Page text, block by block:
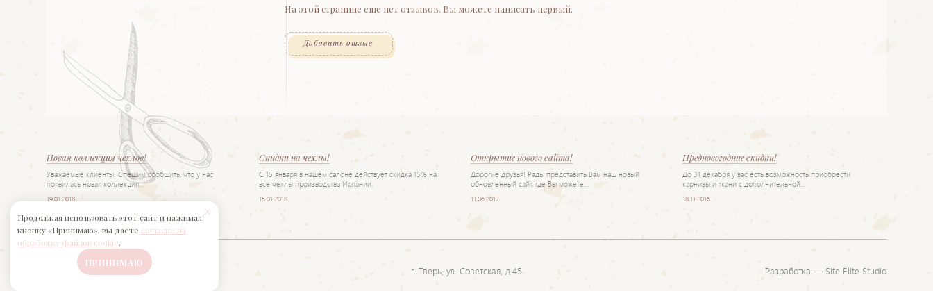
На этой странице еще нет отзывов. Вы можете написать первый.
Добавить отзыв
Новая коллекция чехлов!
Уважаемые клиенты! Спешим сообщить, что у нас
появилась новая коллекция…
19.01.2018
Скидки на чехлы!
С 15 января в нашем салоне действует скидка 15% на
все чехлы производства Испании.
15.01.2018
Открытие нового сайта!
Дорогие друзья! Рады представить Вам наш новый
обновленный сайт, где Вы можете…
11.06.2017
Предновогодние скидки!
До 31 декабря у вас есть возможность приобрести
карнизы и ткани с дополнительной…
18.11.2016
Салон «Интерьер» © 2017 г. Тверь, ул. Советская, д.45 Разработка — Site Elite Studio
Продолжая использовать этот сайт и нажимая
кнопку «Принимаю», вы даете согласие на
обработку файлов cookie.
ПРИНИМАЮ